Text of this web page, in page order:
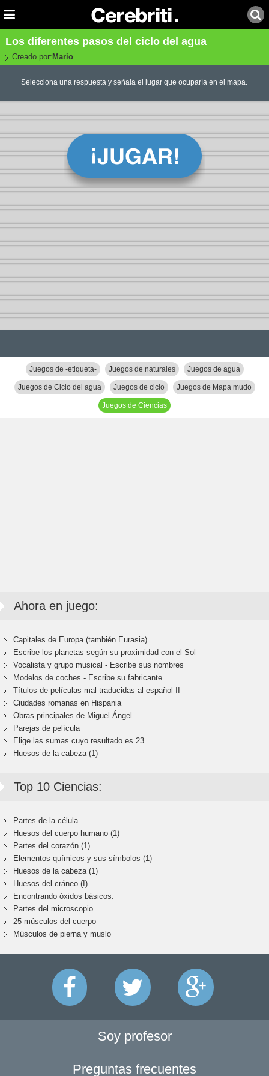
Los diferentes pasos del ciclo del agua
Creado por: Mario
Selecciona una respuesta y señala el lugar que ocuparía en el mapa.
Juegos de -etiqueta- Juegos de naturales Juegos de agua
Juegos de Ciclo del agua Juegos de ciclo Juegos de Mapa mudo
Juegos de Ciencias
Ahora en juego:
Capitales de Europa (también Eurasia)
Escribe los planetas según su proximidad con el Sol
Vocalista y grupo musical - Escribe sus nombres
Modelos de coches - Escribe su fabricante
Títulos de películas mal traducidas al español II
Ciudades romanas en Hispania
Obras principales de Miguel Ángel
Parejas de película
Elige las sumas cuyo resultado es 23
Huesos de la cabeza (1)
Top 10 Ciencias:
Partes de la célula
Huesos del cuerpo humano (1)
Partes del corazón (1)
Elementos químicos y sus símbolos (1)
Huesos de la cabeza (1)
Huesos del cráneo (I)
Encontrando óxidos básicos.
Partes del microscopio
25 músculos del cuerpo
Músculos de pierna y muslo
Soy profesor
Preguntas frecuentes